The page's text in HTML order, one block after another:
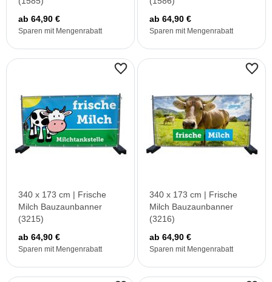
ab 64,90 €
Sparen mit Mengenrabatt
ab 64,90 €
Sparen mit Mengenrabatt
340 x 173 cm | Frische
Milch Bauzaunbanner
(3215)
ab 64,90 €
Sparen mit Mengenrabatt
340 x 173 cm | Frische
Milch Bauzaunbanner
(3216)
ab 64,90 €
Sparen mit Mengenrabatt